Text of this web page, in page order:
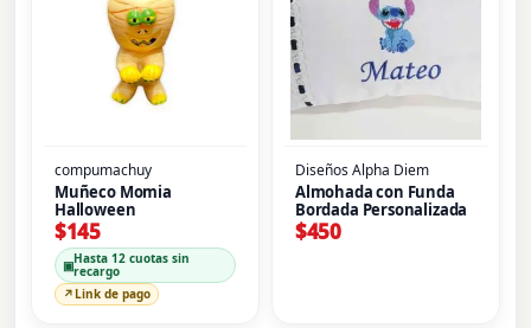
compumachuy
Muñeco Momia
Halloween
▣Hasta 12 cuotas sin
recargo
↗ Link de pago
$145
Diseños Alpha Diem
Almohada con Funda
Bordada Personalizada
$450